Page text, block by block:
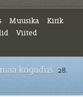
Muusika
Kirik
Viited
kogudus 28.